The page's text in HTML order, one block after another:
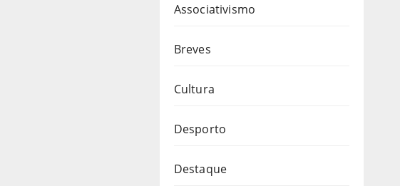
Associativismo
Breves
Cultura
Desporto
Destaque